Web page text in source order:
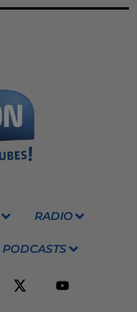
RADIO
PODCASTS